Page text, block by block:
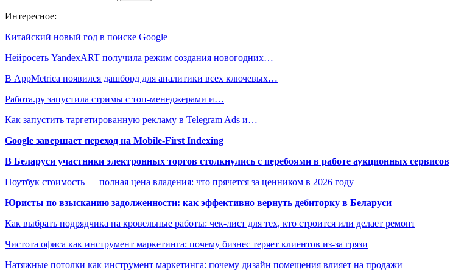
Интересное:
Китайский новый год в поиске Google
Нейросеть YandexART получила режим создания новогодних…
В AppMetrica появился дашборд для аналитики всех ключевых…
Работа.ру запустила стримы с топ-менеджерами и…
Как запустить таргетированную рекламу в Telegram Ads и…
Google завершает переход на Mobile-First Indexing
В Беларуси участники электронных торгов столкнулись с перебоями в работе аукционных сервисов
Ноутбук стоимость — полная цена владения: что прячется за ценником в 2026 году
Юристы по взысканию задолженности: как эффективно вернуть дебиторку в Беларуси
Как выбрать подрядчика на кровельные работы: чек-лист для тех, кто строится или делает ремонт
Чистота офиса как инструмент маркетинга: почему бизнес теряет клиентов из-за грязи
Натяжные потолки как инструмент маркетинга: почему дизайн помещения влияет на продажи